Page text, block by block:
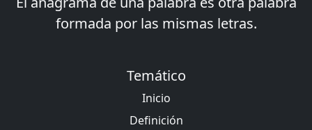
formada por las mismas letras.
Temático
Inicio
Definición